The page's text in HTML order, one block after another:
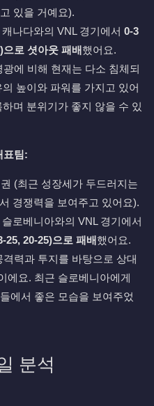
있을 거예요).
나다와의 VNL 경기에서 0-3
으로 셧아웃 패배했어요.
광에 비해 현재는 다소 침체되
높이와 파워를 가지고 있어
며 분위기가 좋지 않을 수 있
표팀:
(최근 성장세가 두드러지는
경쟁력을 보여주고 있어요).
로베니아와의 VNL 경기에서
25, 20-25)으로 패배했어요.
격력과 투지를 바탕으로 상대
에요. 최근 슬로베니아에게
에서 좋은 모습을 보여주었
분석